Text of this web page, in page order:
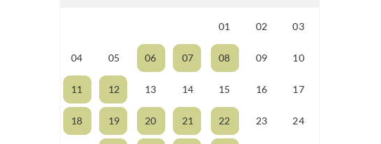
01 02 03
04 05 06 07 08 09 10
11 12 13 14 15 16 17
18 19 20 21 22 23 24